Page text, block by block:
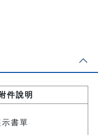
件說明
示書單